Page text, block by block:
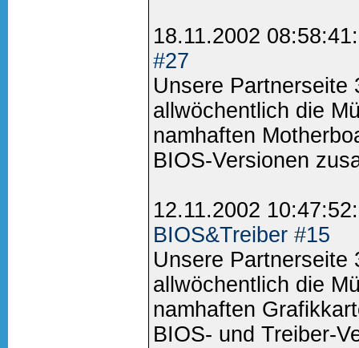
18.11.2002
#27
Unsere Partnerseite
allwöchentlich die
namhaften
BIOS-Versionen
12.11.2002
BIOS&Treiber #15
Unsere Partnerseite
allwöchentlich die
namhaften
BIOS- und Treiber-